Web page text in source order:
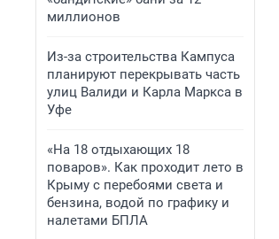
миллионов
Из-за строительства Кампуса
планируют перекрывать часть
улиц Валиди и Карла Маркса в
Уфе
«На 18 отдыхающих 18
поваров». Как проходит лето в
Крыму с перебоями света и
бензина, водой по графику и
налетами БПЛА